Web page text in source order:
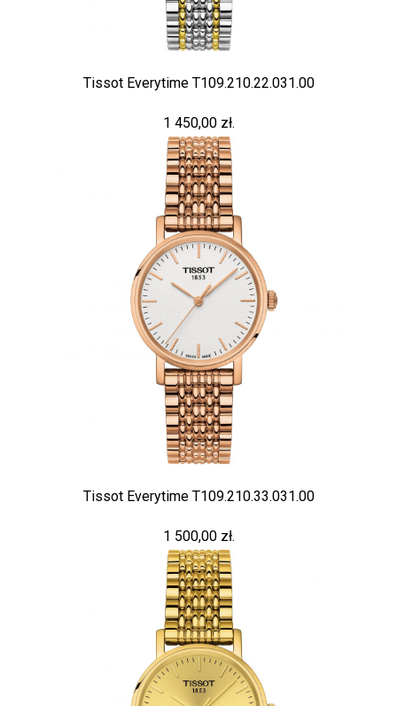
Tissot Everytime T109.210.22.031.00
1 450,00 zł.
Tissot Everytime T109.210.33.031.00
1 500,00 zł.